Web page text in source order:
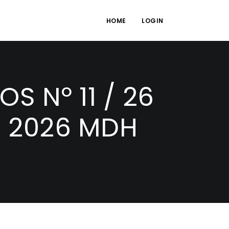
HOME LOGIN
Nº 11 / 26
2026 MDH